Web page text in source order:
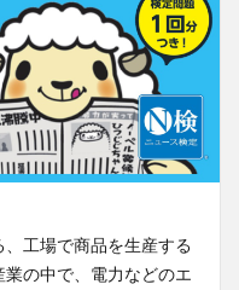
工場で商品を生産する
の中で、電力などのエ